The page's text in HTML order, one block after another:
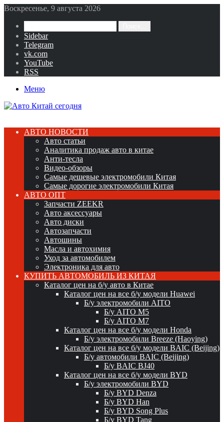
Воскресенье, 9 августа 2026
Sidebar
Telegram
vk.com
YouTube
RSS
Меню
АВТО НОВОСТИ
Авто статьи
Аналитика продаж авто в китае
Анти-тесла
Видео-обзоры
Самые дешевые электромобили Китая
Самые дорогие электромобили Китая
АВТО ОПТ
Запчасти ZEEKR
Авто аксессуары
Авто диски
Автозапчасти
Автошины
Масла и автохимия
Уход за автомобилем
Электроника для авто
КУПИТЬ АВТОМОБИЛЬ ИЗ КИТАЯ
Каталог цен на б/у авто в Китае
Каталог цен на все б/у модели Huawei
Б/у электромобили AITO
Б/у AITO M5
Б/у AITO M7
Каталог цен на все б/у модели Honda
Б/у электромобили Breeze (Haoying)
Каталог цен на все б/у модели BAIC (Beijing)
Б/у автомобили BAIC (Beijing)
Б/у BAIC BJ40
Каталог цен на все б/у модели BYD
Б/у электромобили BYD
Б/у BYD Denza
Б/у BYD Han
Б/у BYD Song Plus
Б/у BYD Tang